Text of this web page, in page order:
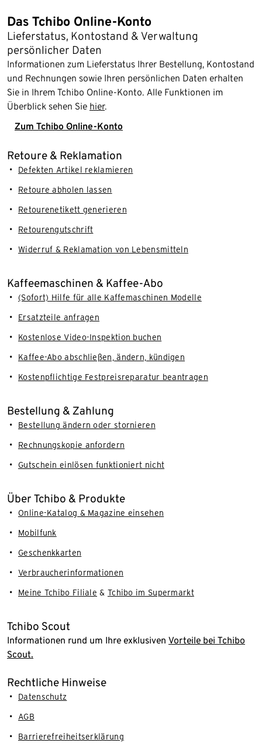
Das Tchibo Online-Konto
Lieferstatus, Kontostand & Verwaltung
persönlicher Daten
Informationen zum Lieferstatus Ihrer Bestellung, Kontostand
und Rechnungen sowie Ihren persönlichen Daten erhalten
Sie in Ihrem Tchibo Online-Konto. Alle Funktionen im
Überblick sehen Sie hier.
Zum Tchibo Online-Konto
Retoure & Reklamation
Defekten Artikel reklamieren
Retoure abholen lassen
Retourenetikett generieren
Retourengutschrift
Widerruf & Reklamation von Lebensmitteln
Kaffeemaschinen & Kaffee-Abo
(Sofort) Hilfe für alle Kaffemaschinen Modelle
Ersatzteile anfragen
Kostenlose Video-Inspektion buchen
Kaffee-Abo abschließen, ändern, kündigen
Kostenpflichtige Festpreisreparatur beantragen
Bestellung & Zahlung
Bestellung ändern oder stornieren
Rechnungskopie anfordern
Gutschein einlösen funktioniert nicht
Über Tchibo & Produkte
Online-Katalog & Magazine einsehen
Mobilfunk
Geschenkkarten
Verbraucherinformationen
Meine Tchibo Filiale & Tchibo im Supermarkt
Tchibo Scout
Informationen rund um Ihre exklusiven Vorteile bei Tchibo
Scout.
Rechtliche Hinweise
Datenschutz
AGB
Barrierefreiheitserklärung